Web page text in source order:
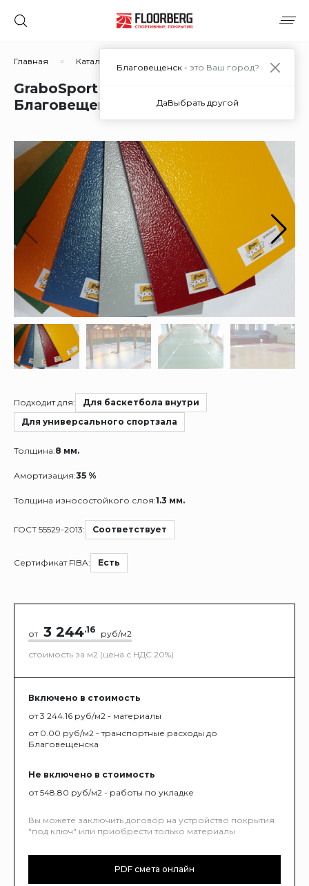
Главная Каталог решений Рулонные ПВХ покрытия
GraboSport Extreme в
Благовещенске
Подходит для:
Для баскетбола внутри
Для универсального спортзала
Толщина:8 мм.
Амортизация:35 %
Толщина износостойкого слоя:1.3 мм.
ГОСТ 55529-2013: Соответствует
Сертификат FIBA: Есть
от 3 244.16
руб/м2
стоимость за м2 (цена с НДС 20%)
Включено в стоимость
от 3 244.16 руб/м2 - материалы
от 0.00 руб/м2 - транспортные расходы до
Благовещенска
Не включено в стоимость
от 548.80 руб/м2 - работы по укладке
Вы можете заключить договор на устройство покрытия
"под ключ" или приобрести только материалы
PDF смета онлайн
Благовещенск - это Ваш город?
ДаВыбрать другой